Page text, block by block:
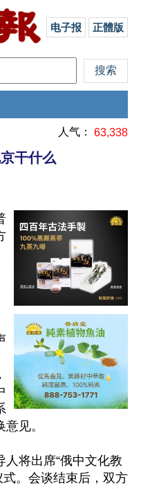
电子报 正體版
人气： 63,338
干什么
见。
将出席“俄中文化教
。会谈结束后，双方